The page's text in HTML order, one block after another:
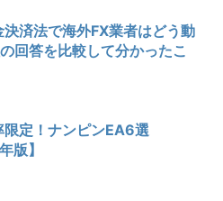
決済法で海外FX業者はどう動
回答を比較して分かったこ
限定！ナンピンEA6選
版】